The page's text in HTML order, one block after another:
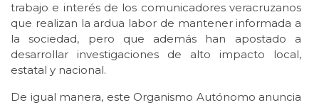
trabajo e interés de los comunicadores veracruzanos
que realizan la ardua labor de mantener informada a
la sociedad, pero que además han apostado a
desarrollar investigaciones de alto impacto local,
estatal y nacional.
De igual manera, este Organismo Autónomo anuncia